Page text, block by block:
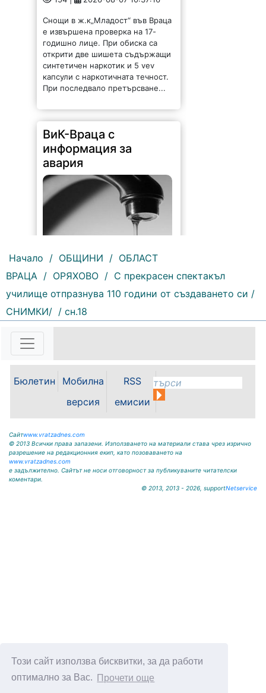
Този сайт използва бисквитки, за да работи
оптимално за Вас.
Прочети още
Снощи в ж.к„Младост“ във Враца
е извършена проверка на 17-
годишно лице. При обиска са
открити две шишета съдържащи
синтетичен наркотик и 5 vev
капсули с наркотичната течност.
При последвало претърсване...
ВиК-Враца с
информация за
авария
185 | 2026-08-07 10:31:48
"Водоснабдяване и канализация“
ООД – Враца уведомява своите
възникнала аварийна ситуация е
ул."Никола Вапцаров" днес
аварията. Тел.: 092 66 11 19 Тел.:
Начало / ОБЩИНИ / ОБЛАСТ
ВРАЦА / ОРЯХОВО / С прекрасен спектакъл
училище отпразнува 110 години от създаването си /
СНИМКИ/ / сн.18
Бюлетин
Мобилна
версия
RSS
емисии
Сайтwww.vratzadnes.com
© 2013 Всички права запазени. Използването на материали става чрез изрично
разрешение на редакционния екип, като позоваването на
www.vratzadnes.com
е задължително. Сайтът не носи отговорност за публикуваните читателски
коментари.
© 2013, 2013 - 2026, supportNetservice